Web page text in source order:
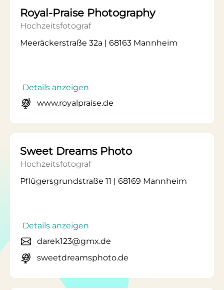
Royal-Praise Photography
Hochzeitsfotograf
Meeräckerstraße 32a | 68163 Mannheim
Details anzeigen
www.royalpraise.de
Sweet Dreams Photo
Hochzeitsfotograf
Pflügersgrundstraße 11 | 68169 Mannheim
Details anzeigen
darek123@gmx.de
sweetdreamsphoto.de